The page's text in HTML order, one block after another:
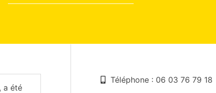
a été
Téléphone : 06 03 76 79 18